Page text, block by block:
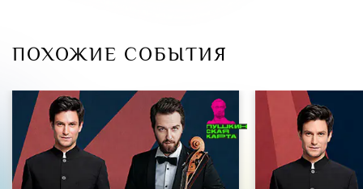
ПОХОЖИЕ СОБЫТИЯ